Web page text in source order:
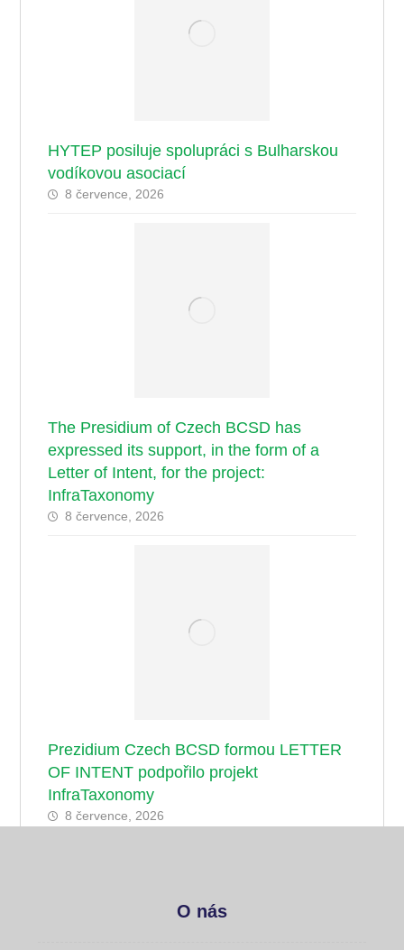
HYTEP posiluje spolupráci s Bulharskou
vodíkovou asociací
8 července, 2026
The Presidium of Czech BCSD has
expressed its support, in the form of a
Letter of Intent, for the project:
InfraTaxonomy
8 července, 2026
Prezidium Czech BCSD formou LETTER
OF INTENT podpořilo projekt
InfraTaxonomy
8 července, 2026
O nás